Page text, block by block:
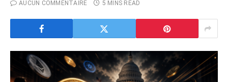
AUCUN COMMENTAIRE
5 MINS READ